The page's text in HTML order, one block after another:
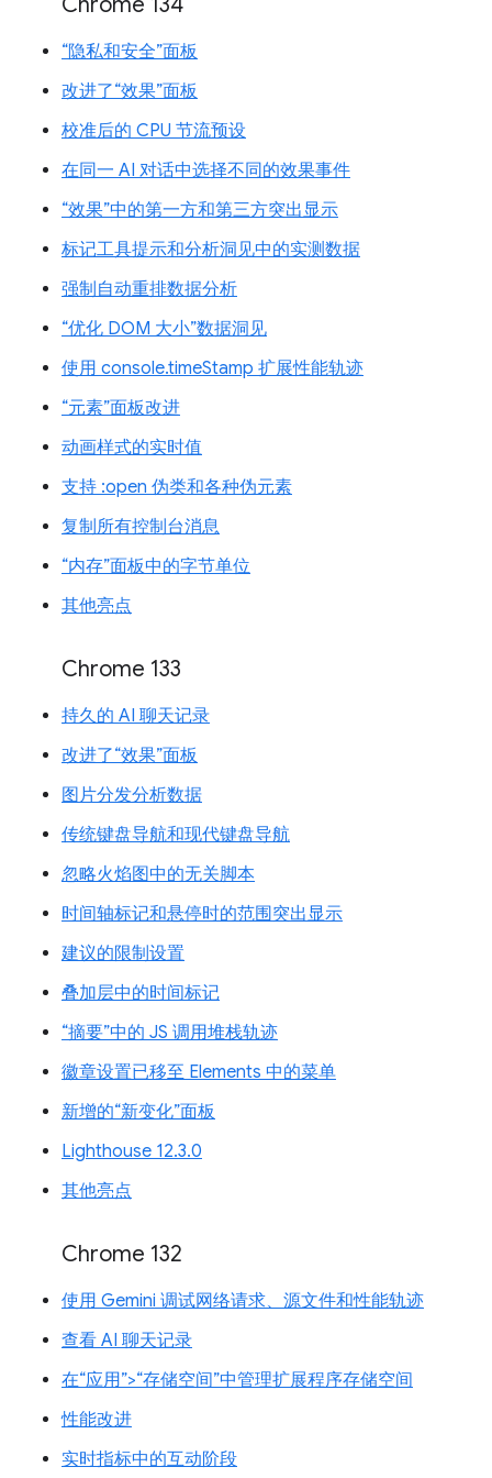
“隐私和安全”面板
改进了“效果”面板
校准后的 CPU 节流预设
在同一 AI 对话中选择不同的效果事件
“效果”中的第一方和第三方突出显示
标记工具提示和分析洞见中的实测数据
强制自动重排数据分析
“优化 DOM 大小”数据洞见
使用 console.timeStamp 扩展性能轨迹
“元素”面板改进
动画样式的实时值
支持 :open 伪类和各种伪元素
复制所有控制台消息
“内存”面板中的字节单位
其他亮点
Chrome 133
持久的 AI 聊天记录
改进了“效果”面板
图片分发分析数据
传统键盘导航和现代键盘导航
忽略火焰图中的无关脚本
时间轴标记和悬停时的范围突出显示
建议的限制设置
叠加层中的时间标记
“摘要”中的 JS 调用堆栈轨迹
徽章设置已移至 Elements 中的菜单
新增的“新变化”面板
Lighthouse 12.3.0
其他亮点
Chrome 132
使用 Gemini 调试网络请求、源文件和性能轨迹
查看 AI 聊天记录
在“应用”>“存储空间”中管理扩展程序存储空间
性能改进
实时指标中的互动阶段